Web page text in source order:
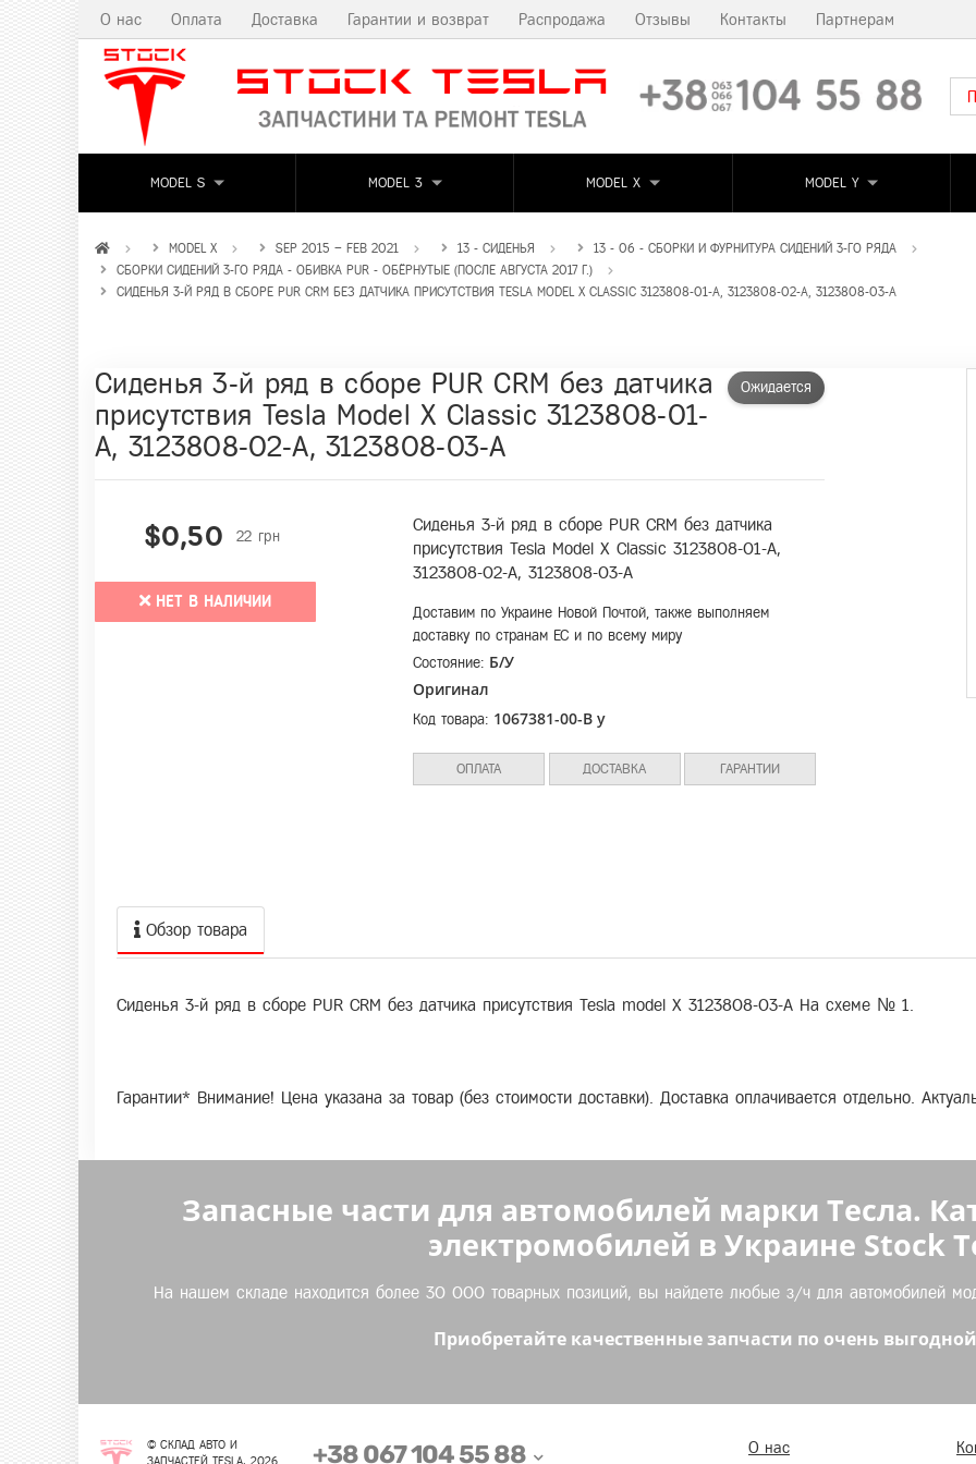
О нас Оплата Доставка Гарантии и возврат Распродажа Отзывы Контакты Партнерам
MODEL S MODEL 3 MODEL X MODEL Y
MODEL X SEP 2015 – FEB 2021 13 - СИДЕНЬЯ
13 - 06 - СБОРКИ И ФУРНИТУРА СИДЕНИЙ 3-ГО РЯДА
СБОРКИ СИДЕНИЙ 3-ГО РЯДА - ОБИВКА PUR - ОБЁРНУТЫЕ (ПОСЛЕ АВГУСТА 2017 Г.)
СИДЕНЬЯ 3-Й РЯД В СБОРЕ PUR CRM БЕЗ ДАТЧИКА ПРИСУТСТВИЯ TESLA MODEL X CLASSIC 3123808-01-A, 3123808-02-A, 3123808-03-A
Ожидается
Сиденья 3-й ряд в сборе PUR CRM без датчика
присутствия Tesla Model X Classic 3123808-01-
A, 3123808-02-A, 3123808-03-A
$0,50 22 грн
НЕТ В НАЛИЧИИ
Сиденья 3-й ряд в сборе PUR CRM без датчика
присутствия Tesla Model X Classic 3123808-01-A,
3123808-02-A, 3123808-03-A
Доставим по Украине Новой Почтой, также выполняем
доставку по странам ЕС и по всему миру
Состояние: Б/У
Оригинал
Код товара: 1067381-00-B y
ОПЛАТА ДОСТАВКА ГАРАНТИИ
Обзор товара
Сиденья 3-й ряд в сборе PUR CRM без датчика присутствия Tesla model X 3123808-03-A На схеме № 1.
Гарантии* Внимание! Цена указана за товар (без стоимости доставки). Доставка оплачивается отдельно.
Запасные части для автомобилей марки Тесла.
электромобилей в Украине Stock
На нашем складе находится более 30 000 товарных позиций, вы найдете любые з/ч для автомобилей
Приобретайте качественные запчасти по очень
© СКЛАД АВТО И
ЗАПЧАСТЕЙ TESLA, 2026
+38 067 104 55 88 О нас